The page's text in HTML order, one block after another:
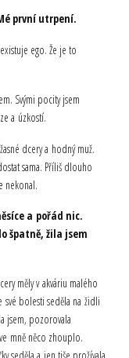
první utrpení.
ego. Že je to
Svými pocity jsem
a úzkostí.
dcery a hodný muž.
sama. Příliš dlouho
nekonal.
a pořád nic.
špatně, žila jsem
měly v akváriu malého
své bolesti seděla na židli
jsem, pozorovala
mně něco zhouplo.